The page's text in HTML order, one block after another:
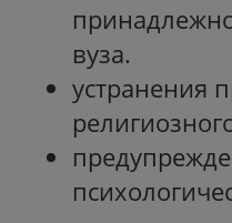
вуза.
устранения